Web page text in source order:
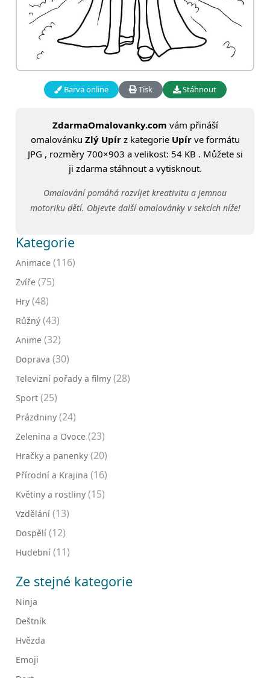
Barva online Tisk Stáhnout
ZdarmaOmalovanky.com vám přináší
omalovánku Zlý Upírz kategorie Upírve formátu
JPG , rozměry 700×903 a velikost: 54 KB . Můžete si
ji zdarma stáhnout a vytisknout.
Omalování pomáhá rozvíjet kreativitu a jemnou
motoriku dětí. Objevte další omalovánky v sekcích níže!
Kategorie
Animace (116)
Zvíře (75)
Hry (48)
Růžný (43)
Anime (32)
Doprava (30)
Televizní pořady a filmy (28)
Sport (25)
Prázdniny (24)
Zelenina a Ovoce (23)
Hračky a panenky (20)
Přírodní a Krajina (16)
Květiny a rostliny (15)
Vzdělání (13)
Dospělí (12)
Hudební (11)
Ze stejné kategorie
Ninja
Deštník
Hvězda
Emoji